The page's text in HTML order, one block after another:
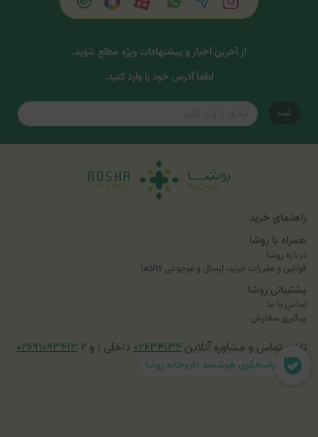
از آخرین اخبار و پیشنهادات ویژه مطلع شوید.
لطفاً آدرس خود را وارد کنید.
ثبت
راهنمای خرید
همراه با روشا
درباره روشا
قوانین و مقررات خرید، ارسال و مرجوعی کالاها
پشتیبانی روشا
تماس با ما
پیگیری سفارش
تلفن تماس و مشاوره آنلاین ۰۲۶۳۴۱۳۴ داخلی ۱ و ۲ ۰۲۶۹۱۰۹۳۴۱۳
پاسخگوی هوشمند داروخانه روشا